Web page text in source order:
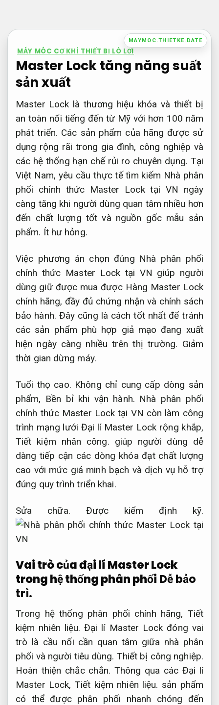
nội
dung
MAYMOC.THIETKE.DATE
MÁY MÓC CƠ KHÍ THIẾT BỊ LÒ LƠI
Master Lock tăng năng suất
sản xuất
Master Lock là thương hiệu khóa và thiết bị
an toàn nổi tiếng đến từ Mỹ với hơn 100 năm
phát triển. Các sản phẩm của hãng được sử
dụng rộng rãi trong gia đình, công nghiệp và
các hệ thống hạn chế rủi ro chuyên dụng. Tại
Việt Nam, yêu cầu thực tế tìm kiếm Nhà phân
phối chính thức Master Lock tại VN ngày
càng tăng khi người dùng quan tâm nhiều hơn
đến chất lượng tốt và nguồn gốc mẫu sản
phẩm. Ít hư hỏng.
Việc phương án chọn đúng Nhà phân phối
chính thức Master Lock tại VN giúp người
dùng giữ được mua được Hàng Master Lock
chính hãng, đầy đủ chứng nhận và chính sách
bảo hành. Đây cũng là cách tốt nhất để tránh
các sản phẩm phù hợp giả mạo đang xuất
hiện ngày càng nhiều trên thị trường. Giảm
thời gian dừng máy.
Tuổi thọ cao. Không chỉ cung cấp dòng sản
phẩm, Bền bỉ khi vận hành. Nhà phân phối
chính thức Master Lock tại VN còn làm công
trình mạng lưới Đại lí Master Lock rộng khắp,
Tiết kiệm nhân công. giúp người dùng dễ
dàng tiếp cận các dòng khóa đạt chất lượng
cao với mức giá minh bạch và dịch vụ hỗ trợ
đúng quy trình triển khai.
Sửa chữa. Được kiểm định kỹ.
Vai trò của đại lí Master Lock
trong hệ thống phân phối Dễ bảo
trì.
Trong hệ thống phân phối chính hãng, Tiết
kiệm nhiên liệu. Đại lí Master Lock đóng vai
trò là cầu nối cần quan tâm giữa nhà phân
phối và người tiêu dùng. Thiết bị công nghiệp.
Hoàn thiện chắc chắn. Thông qua các Đại lí
Master Lock, Tiết kiệm nhiên liệu. sản phẩm
có thể được phân phối nhanh chóng đến